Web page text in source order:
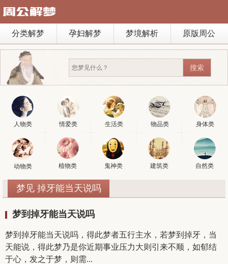
分类解梦 孕妇解梦 梦境解析 原版周公
人物类 情爱类 生活类 物品类 身体类
动物类 植物类 鬼神类 建筑类 自然类
梦见 掉牙能当天说吗
梦到掉牙能当天说吗
梦到掉牙能当天说吗，得此梦者五行主水，若梦到掉牙，当
天能说，得此梦乃是你近期事业压力大则引来不顺，如郁结
于心，发之于梦，则需...